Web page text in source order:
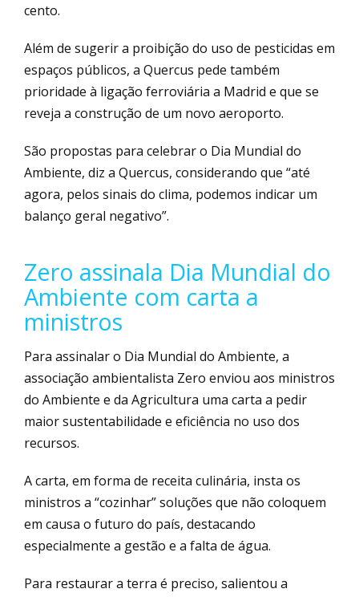
cento.
Além de sugerir a proibição do uso de pesticidas em
espaços públicos, a Quercus pede também
prioridade à ligação ferroviária a Madrid e que se
reveja a construção de um novo aeroporto.
São propostas para celebrar o Dia Mundial do
Ambiente, diz a Quercus, considerando que “até
agora, pelos sinais do clima, podemos indicar um
balanço geral negativo”.
Zero assinala Dia Mundial do
Ambiente com carta a
ministros
Para assinalar o Dia Mundial do Ambiente, a
associação ambientalista Zero enviou aos ministros
do Ambiente e da Agricultura uma carta a pedir
maior sustentabilidade e eficiência no uso dos
recursos.
A carta, em forma de receita culinária, insta os
ministros a “cozinhar” soluções que não coloquem
em causa o futuro do país, destacando
especialmente a gestão e a falta de água.
Para restaurar a terra é preciso, salientou a